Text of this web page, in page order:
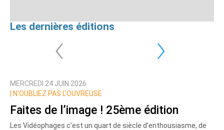
Les dernières éditions
‹ ›
MERCREDI 24 JUIN 2026
N’OUBLIEZ PAS L’OUVREUSE
Faites de l’image ! 25ème édition
Les Vidéophages c’est un quart de siècle d’enthousiasme, de